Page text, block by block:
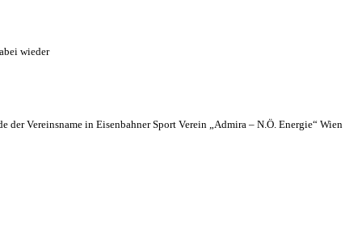
wieder
der Vereinsname in Eisenbahner Sport Verein „Admira – N.Ö. Energie“ Wien